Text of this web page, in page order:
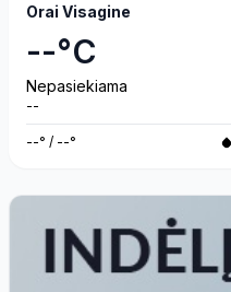
Orai Visagine
--°C
Nepasiekiama
--
--° / --°